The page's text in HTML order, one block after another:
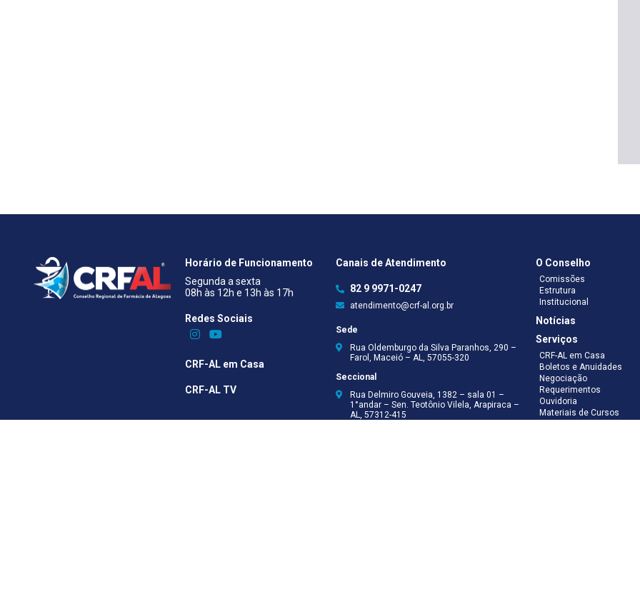
Horário de Funcionamento
Segunda a sexta
08h às 12h e 13h às 17h
Redes Sociais​
CRF-AL em Casa
CRF-AL TV
Canais de Atendimento
82 9 9971-0247
atendimento@crf-al.org.br
Sede
Rua Oldemburgo da Silva Paranhos, 290 –
Farol, Maceió – AL, 57055-320
Seccional
Rua Delmiro Gouveia, 1382 – sala 01 –
1°andar – Sen. Teotônio Vilela, Arapiraca –
AL, 57312-415
O Conselho
Comissões
Estrutura
Institucional
Notícias
Serviços
CRF-AL em Casa
Boletos e Anuidades
Negociação
Requerimentos
Ouvidoria
Materiais de Cursos